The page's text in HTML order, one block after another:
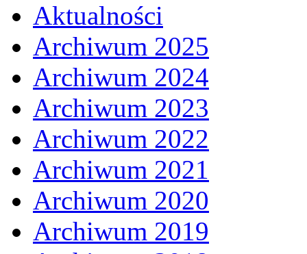
Aktualności
Archiwum 2025
Archiwum 2024
Archiwum 2023
Archiwum 2022
Archiwum 2021
Archiwum 2020
Archiwum 2019